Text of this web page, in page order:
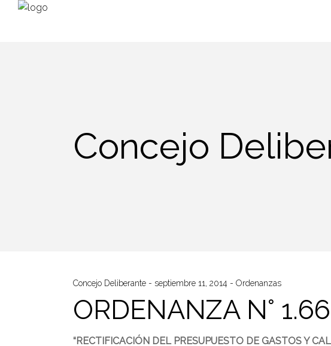
Concejo
Concejo Deliberante septiembre 11, 2014 Ordenanzas
ORDENANZA N°
“RECTIFICACIÓN DEL PRESUPUESTO DE GASTOS Y